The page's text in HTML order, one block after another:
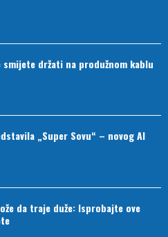
smijete držati na produžnom kablu
„Super Sovu“ – novog AI
da traje duže: Isprobajte ove